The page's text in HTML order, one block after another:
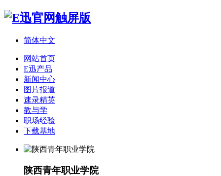
简体中文
网站首页
E迅产品
新闻中心
图片报道
速录精英
教与学
职场经验
下载基地
陕西青年职业学院